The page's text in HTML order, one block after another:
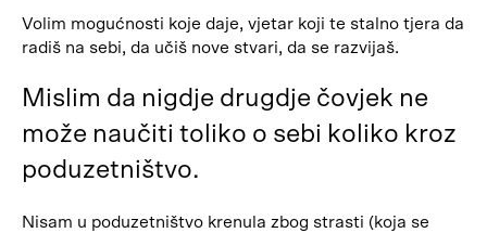
Volim mogućnosti koje daje, vjetar koji te stalno tjera da
radiš na sebi, da učiš nove stvari, da se razvijaš.
Mislim da nigdje drugdje čovjek ne
može naučiti toliko o sebi koliko kroz
poduzetništvo.
Nisam u poduzetništvo krenula zbog strasti (koja se